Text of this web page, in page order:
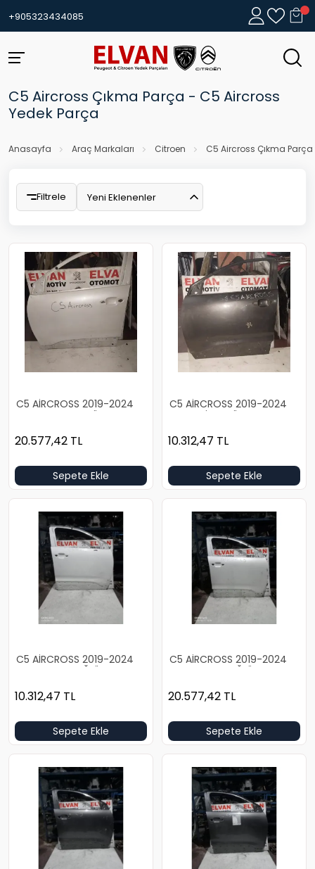
+905323434085
C5 Aircross Çıkma Parça - C5 Aircross
Yedek Parça
Anasayfa Araç Markaları Citroen C5 Aircross Çıkma
Filtrele Yeni Eklenenler
C5 AİRCROSS 2019-2024
BOŞ BEYAZ SOL ÖN KAPI
20.577,42 TL
Sepete Ekle
C5 AİRCROSS 2019-2024
BOŞ GRİ SOL ÖN KAPI
10.312,47 TL
Sepete Ekle
C5 AİRCROSS 2019-2024
BOŞ BEYAZ SAĞ ÖN KAPI
10.312,47 TL
Sepete Ekle
C5 AİRCROSS 2019-2024
BOŞ BEYAZ SAĞ ÖN KAPI
20.577,42 TL
Sepete Ekle